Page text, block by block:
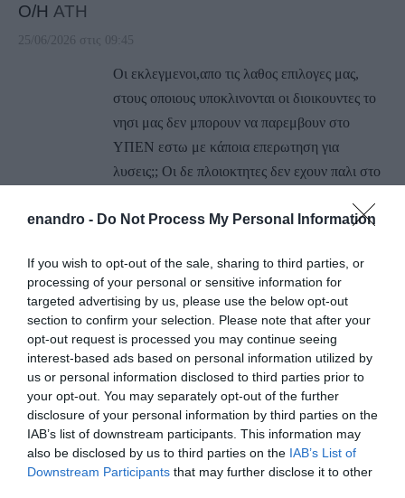
enandro - Do Not Process My Personal Information
If you wish to opt-out of the sale, sharing to third parties, or
processing of your personal or sensitive information for
targeted advertising by us, please use the below opt-out
section to confirm your selection. Please note that after your
opt-out request is processed you may continue seeing
interest-based ads based on personal information utilized by
us or personal information disclosed to third parties prior to
your opt-out. You may separately opt-out of the further
disclosure of your personal information by third parties on the
IAB’s list of downstream participants. This information may
also be disclosed by us to third parties on the IAB’s List of
Downstream Participants that may further disclose it to other
Ο/Η ATH
25/06/2026 στις 09:45
Οι εκλεγμενοι,απο τις λαθος επιλογες μας,
στους οποιους υποκλινονται οι διοικουντες το
νησι μας δεν μπορουν να παρεμβουν στο
ΥΠΕΝ εστω με κάποια επερωτηση για
λυσεις;; Οι δε πλοιοκτητες δεν εχουν παλι στο
χορτασαν μετα την προηγούμενη απεργια
ΑΠΆΝΤΗΣΗ
ΑΦΉΣΤΕ ΈΝΑ ΣΧΌΛΙΟ
Η ηλ. διεύθυνση σας δεν δημοσιεύεται.
Τα υποχρεωτικά πεδία
σημειώνονται με*